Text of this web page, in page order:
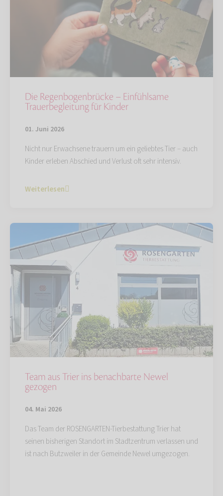
Die Regenbogenbrücke – Einfühlsame
Trauerbegleitung für Kinder
01. Juni 2026
Nicht nur Erwachsene trauern um ein geliebtes Tier – auch
Kinder erleben Abschied und Verlust oft sehr intensiv.
Weiterlesen
Team aus Trier ins benachbarte Newel
gezogen
04. Mai 2026
Das Team der ROSENGARTEN-Tierbestattung Trier hat
seinen bisherigen Standort im Stadtzentrum verlassen und
ist nach Butzweiler in der Gemeinde Newel umgezogen.